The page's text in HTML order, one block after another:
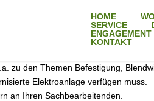
HOME
SERVICE
ENGAGEMENT
KONTAKT
zu den Themen Befestigung,
Elektroanlage verfügen muss.
an Ihren Sachbearbeitenden.